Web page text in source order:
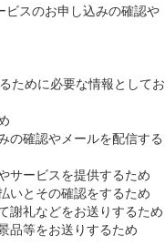
ビスのお申し込みの確認や
ために必要な情報としてお
の確認やメールを配信する
サービスを提供するため
いとその確認をするため
謝礼などをお送りするため
品等をお送りするため